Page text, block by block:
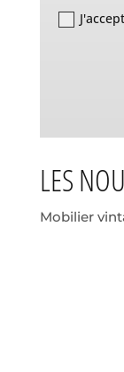
LES
Mobilier